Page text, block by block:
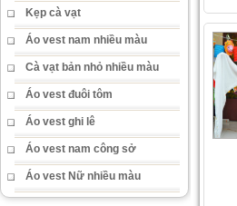
Kẹp cà vạt
Áo vest nam nhiều màu
Cà vạt bản nhỏ nhiều màu
Áo vest đuôi tôm
Áo vest ghi lê
Áo vest nam công sở
Áo vest Nữ nhiều màu